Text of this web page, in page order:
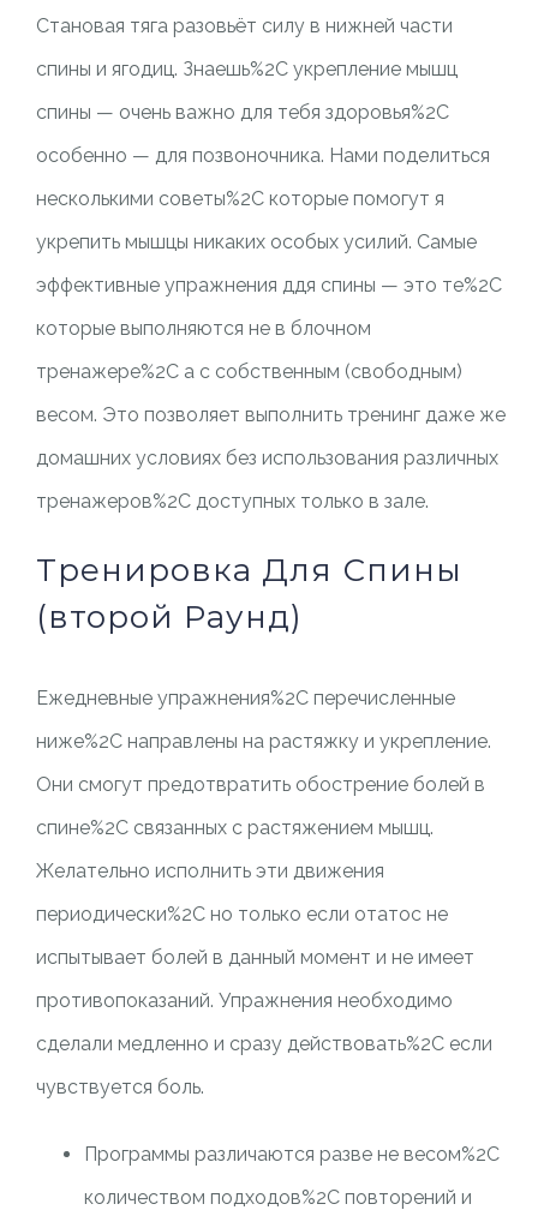
Становая тяга разовьёт силу в нижней части
спины и ягодиц. Знаешь%2C укрепление мышц
спины — очень важно для тебя здоровья%2C
особенно — для позвоночника. Нами поделиться
несколькими советы%2C которые помогут я
укрепить мышцы никаких особых усилий. Самые
эффективные упражнения ддя спины — это те%2C
которые выполняются не в блочном
тренажере%2C а с собственным (свободным)
весом. Это позволяет выполнить тренинг даже же
домашних условиях без использования различных
тренажеров%2C доступных только в зале.
Тренировка Для Спины
(второй Раунд)
Ежедневные упражнения%2C перечисленные
ниже%2C направлены на растяжку и укрепление.
Они смогут предотвратить обострение болей в
спине%2C связанных с растяжением мышц.
Желательно исполнить эти движения
периодически%2C но только если отатос не
испытывает болей в данный момент и не имеет
противопоказаний. Упражнения необходимо
сделали медленно и сразу действовать%2C если
чувствуется боль.
Программы различаются разве не весом%2C
количеством подходов%2C повторений и